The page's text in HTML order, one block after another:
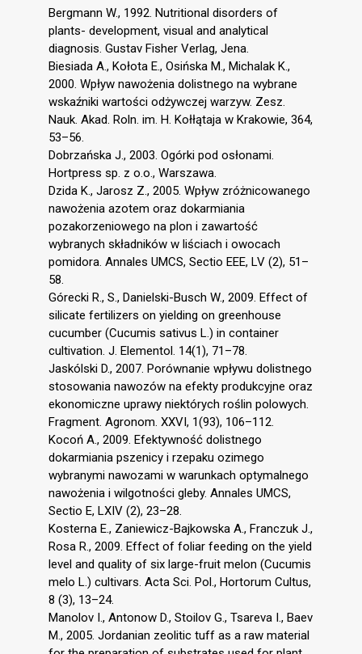
Bergmann W., 1992. Nutritional disorders of
plants- development, visual and analytical
diagnosis. Gustav Fisher Verlag, Jena.
Biesiada A., Kołota E., Osińska M., Michalak K.,
2000. Wpływ nawożenia dolistnego na wybrane
wskaźniki wartości odżywczej warzyw. Zesz.
Nauk. Akad. Roln. im. H. Kołłątaja w Krakowie, 364,
53–56.
Dobrzańska J., 2003. Ogórki pod osłonami.
Hortpress sp. z o.o., Warszawa.
Dzida K., Jarosz Z., 2005. Wpływ zróżnicowanego
nawożenia azotem oraz dokarmiania
pozakorzeniowego na plon i zawartość
wybranych składników w liściach i owocach
pomidora. Annales UMCS, Sectio EEE, LV (2), 51–
58.
Górecki R., S., Danielski-Busch W., 2009. Effect of
silicate fertilizers on yielding on greenhouse
cucumber (Cucumis sativus L.) in container
cultivation. J. Elementol. 14(1), 71–78.
Jaskólski D., 2007. Porównanie wpływu dolistnego
stosowania nawozów na efekty produkcyjne oraz
ekonomiczne uprawy niektórych roślin polowych.
Fragment. Agronom. XXVI, 1(93), 106–112.
Kocoń A., 2009. Efektywność dolistnego
dokarmiania pszenicy i rzepaku ozimego
wybranymi nawozami w warunkach optymalnego
nawożenia i wilgotności gleby. Annales UMCS,
Sectio E, LXIV (2), 23–28.
Kosterna E., Zaniewicz-Bajkowska A., Franczuk J.,
Rosa R., 2009. Effect of foliar feeding on the yield
level and quality of six large-fruit melon (Cucumis
melo L.) cultivars. Acta Sci. Pol., Hortorum Cultus,
8 (3), 13–24.
Manolov I., Antonow D., Stoilov G., Tsareva I., Baev
M., 2005. Jordanian zeolitic tuff as a raw material